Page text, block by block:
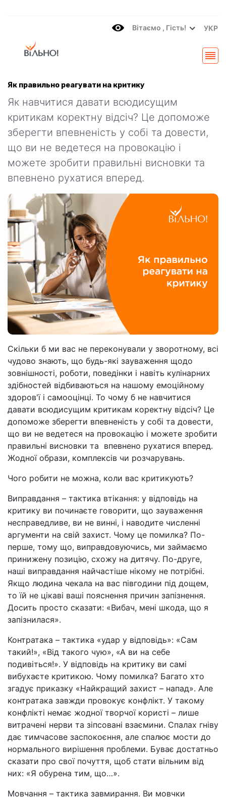
Вітаємo , Гість! УКР
Як правильно реагувати на критику
Як навчитися давати всюдисущим
критикам коректну відсіч? Це допоможе
зберегти впевненість у собі та довести,
що ви не ведетеся на провокацію і
можете зробити правильні висновки та
впевнено рухатися вперед.
Скільки б ми вас не переконували у зворотному, всі
чудово знають, що будь-які зауваження щодо
зовнішності, роботи, поведінки і навіть кулінарних
здібностей відбиваються на нашому емоційному
здоров'ї і самооцінці. То чому б не навчитися
давати всюдисущим критикам коректну відсіч? Це
допоможе зберегти впевненість у собі та довести,
що ви не ведетеся на провокацію і можете зробити
правильні висновки та впевнено рухатися вперед.
Жодної образи, комплексів чи розчарувань.
Чого робити не можна, коли вас критикують?
Виправдання – тактика втікання: у відповідь на
критику ви починаєте говорити, що зауваження
несправедливе, ви не винні, і наводите численні
аргументи на свій захист. Чому це помилка? По-
перше, тому що, виправдовуючись, ми займаємо
принижену позицію, схожу на дитячу. По-друге,
наші виправдання найчастіше нікому не потрібні.
Якщо людина чекала на вас півгодини під дощем,
то їй не цікаві ваші пояснення причин запізнення.
Досить просто сказати: «Вибач, мені шкода, що я
запізнилася».
Контратака – тактика «удар у відповідь»: «Сам
такий!», «Від такого чую», «А ви на себе
подивіться!». У відповідь на критику ви самі
вибухаєте критикою. Чому помилка? Багато хто
згадує приказку «Найкращий захист – напад». Але
контратака завжди провокує конфлікт. У такому
конфлікті немає жодної творчої користі – лише
витрачені нерви та зіпсовані взаємини. Спалах гніву
дає тимчасове заспокоєння, але спалює мости до
нормального вирішення проблеми. Буває достатньо
сказати про свої почуття, щоб стати вільним від
них: «Я обурена тим, що…».
Мовчання – тактика завмирання. Ви мовчки